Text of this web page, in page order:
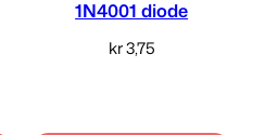
1N4001 diode
kr3,75